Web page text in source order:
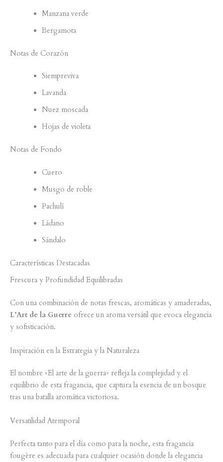
Manzana verde
Bergamota
Notas de Corazón
Siempreviva
Lavanda
Nuez moscada
Hojas de violeta
Notas de Fondo
Cuero
Musgo de roble
Pachulí
Ládano
Sándalo
Características Destacadas
Frescura y Profundidad Equilibradas
Con una combinación de notas frescas, aromáticas y amaderadas,
L’Art de la Guerre ofrece un aroma versátil que evoca elegancia
y sofisticación.
Inspiración en la Estrategia y la Naturaleza
El nombre «El arte de la guerra» refleja la complejidad y el
equilibrio de esta fragancia, que captura la esencia de un bosque
tras una batalla aromática victoriosa.
Versatilidad Atemporal
Perfecta tanto para el día como para la noche, esta fragancia
fougère es adecuada para cualquier ocasión donde la elegancia